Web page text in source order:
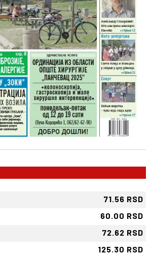
71.56 RSD
60.00 RSD
72.62 RSD
125.30 RSD